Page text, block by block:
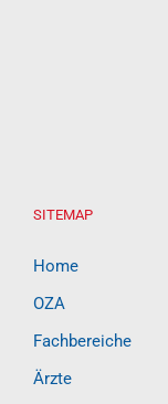
SITEMAP
Home
OZA
Fachbereiche
Ärzte